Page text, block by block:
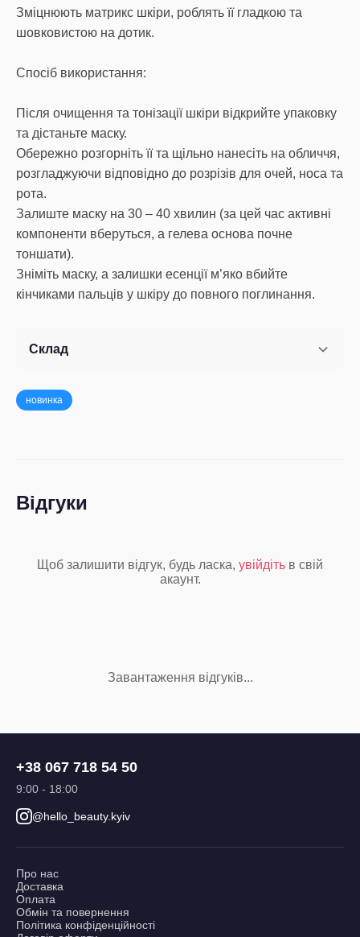
Зміцнюють матрикс шкіри, роблять її гладкою та
шовковистою на дотик.
Спосіб використання:
Після очищення та тонізації шкіри відкрийте упаковку
та дістаньте маску.
Обережно розгорніть її та щільно нанесіть на обличчя,
розгладжуючи відповідно до розрізів для очей, носа та
рота.
Залиште маску на 30 – 40 хвилин (за цей час активні
компоненти вберуться, а гелева основа почне
тоншати).
Зніміть маску, а залишки есенції м’яко вбийте
Склад
новинка
Відгуки
Щоб залишити відгук, будь ласка, увійдіть в свій
акаунт.
Завантаження відгуків...
+38 067 718 54 50
9:00 - 18:00
@hello_beauty.kyiv
Про нас
Доставка
Оплата
Обмін та повернення
Політика конфіденційності